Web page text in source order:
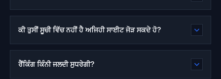
ਕੀ ਤੁਸੀਂ ਸੂਚੀ ਵਿੱਚ ਨਹੀਂ ਹੈ ਅਜਿਹੀ ਸਾਈਟ ਜੋੜ ਸਕਦੇ ਹੋ?
ਰੈਂਕਿੰਗ ਕਿੰਨੀ ਜਲਦੀ ਸੁਧਰੇਗੀ?